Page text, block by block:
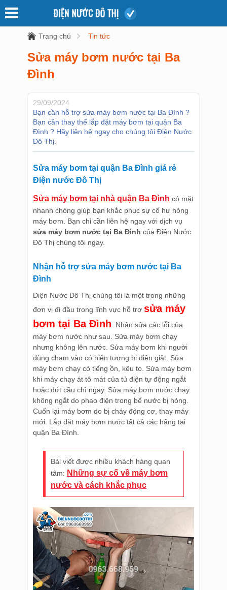
Trang chủ Tin tức
Sửa máy bơm nước tại Ba
Đình
29/09/2024
Bạn cần hỗ trợ sửa máy bơm nước tại Ba Đình ?
Bạn cần thay thế lắp đặt máy bơm tại quận Ba
Đình ? Hãy liên hệ ngay cho chúng tôi Điện Nước
Đô Thị.
Sửa máy bơm tại quận Ba Đình giá rẻ
Điện nước Đô Thị
Sửa máy bơm tại nhà quận Ba Đình có mặt
nhanh chóng giúp bạn khắc phục sự cố hư hỏng
máy bơm. Bạn chỉ cần liên hệ ngay với dịch vụ
sửa máy bơm nước tại Ba Đình của Điện Nước
Đô Thị chúng tôi ngay.
Nhận hỗ trợ sửa máy bơm nước tại Ba
Đình
Điện Nước Đô Thị chúng tôi là một trong những
đơn vị đi đầu trong lĩnh vực hỗ trợ sửa máy
bơm tại Ba Đình . Nhận sửa các lỗi của
máy bơm nước như sau. Sửa máy bơm chạy
nhưng không lên nước. Sửa máy bơm khi người
dùng chạm vào có hiện tượng bị điện giật. Sửa
máy bơm chạy có tiếng ồn, kêu to. Sửa máy bơm
khi máy chạy át tô mát của tủ điện tự động ngắt
hoặc đứt cầu chì ngay. Sửa máy bơm nước chạy
không ngắt do phao điện trong bể nước bị hỏng.
Cuốn lại máy bơm do bị cháy động cơ, thay máy
mới. Lắp đặt máy bơm nước tất cả các hãng tại
quận Ba Đình.
Bài viết được nhiều khách hàng quan
tâm: Những sự cố về máy bơm
nước và cách khắc phục